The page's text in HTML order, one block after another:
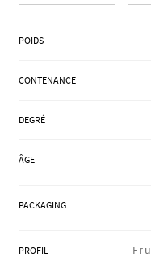
COFFRETS & CADEAUX
POIDS
CONTENANCE
DEGRÉ
ÂGE
PACKAGING
PROFIL